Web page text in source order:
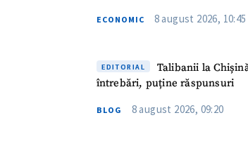
ECONOMIC 8 august 2026, 10:45
EDITORIAL
Talibanii la
întrebări, puține răspunsuri
BLOG 8 august 2026, 09:20